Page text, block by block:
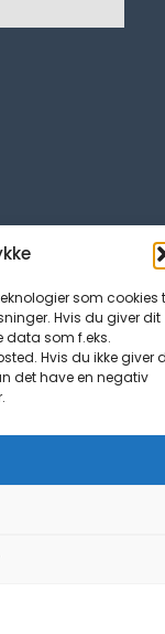
som cookies
Hvis du giver dit
data som f.eks.
Hvis du ikke giver
det have en negativ